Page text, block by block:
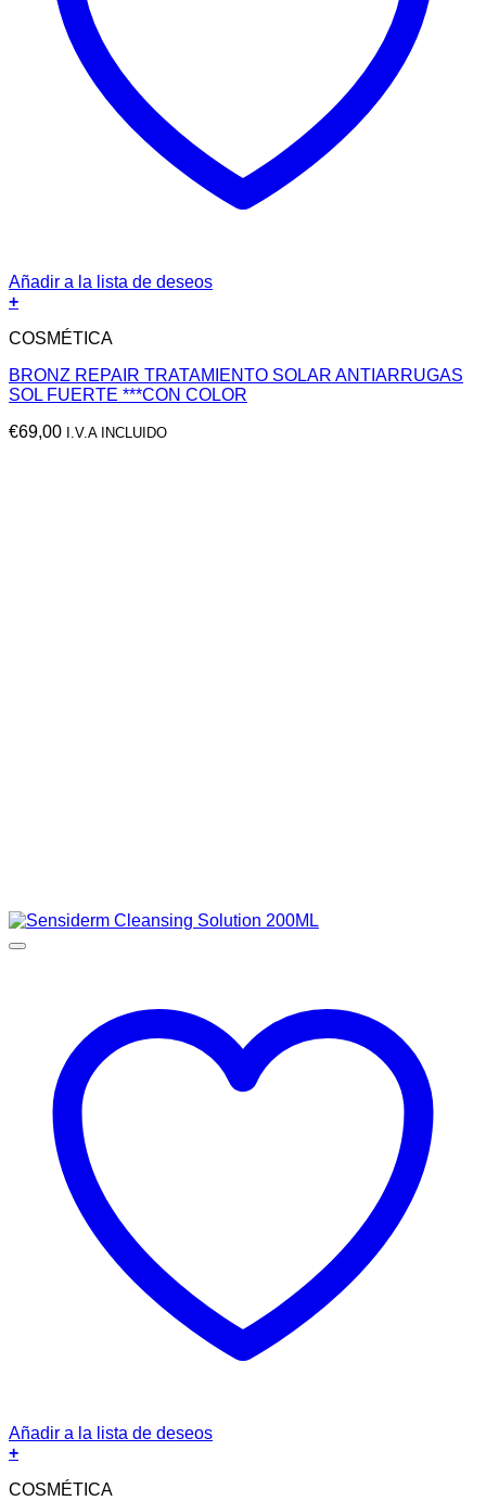
Añadir a la lista de deseos
+
COSMÉTICA
BRONZ REPAIR TRATAMIENTO SOLAR ANTIARRUGAS
SOL FUERTE ***CON COLOR
€69,00 I.V.A INCLUIDO
Añadir a la lista de deseos
+
COSMÉTICA